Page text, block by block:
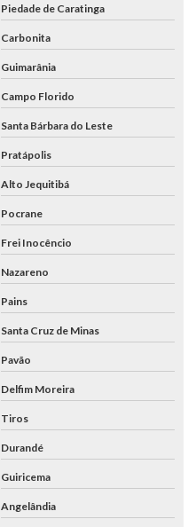
Piedade de Caratinga
Carbonita
Guimarânia
Campo Florido
Santa Bárbara do Leste
Pratápolis
Alto Jequitibá
Pocrane
Frei Inocêncio
Nazareno
Pains
Santa Cruz de Minas
Pavão
Delfim Moreira
Tiros
Durandé
Guiricema
Angelândia